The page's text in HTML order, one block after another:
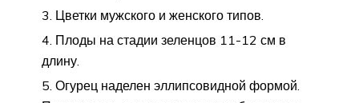
Цветки мужского и женского типов.
Плоды на стадии зеленцов 11-12 см в
длину.
Огурец наделен эллипсовидной формой.